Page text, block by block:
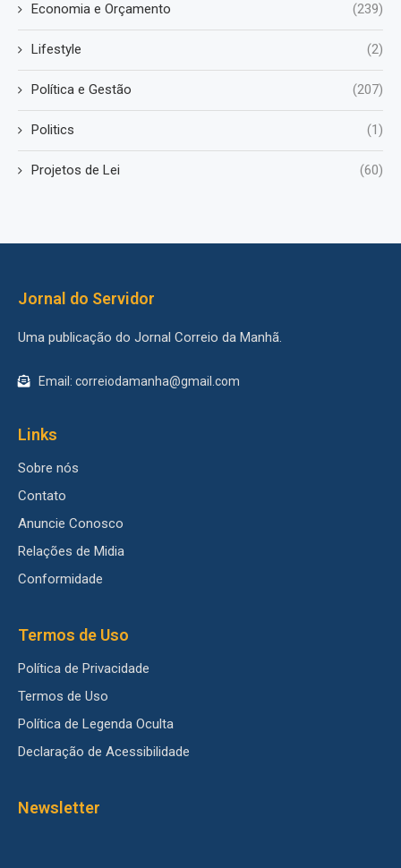
Economia e Orçamento (239)
Lifestyle (2)
Política e Gestão (207)
Politics (1)
Projetos de Lei (60)
Jornal do Servidor
Uma publicação do Jornal Correio da Manhã.
Email: correiodamanha@gmail.com
Links
Sobre nós
Contato
Anuncie Conosco
Relações de Midia
Conformidade
Termos de Uso
Política de Privacidade
Termos de Uso
Política de Legenda Oculta
Declaração de Acessibilidade
Newsletter